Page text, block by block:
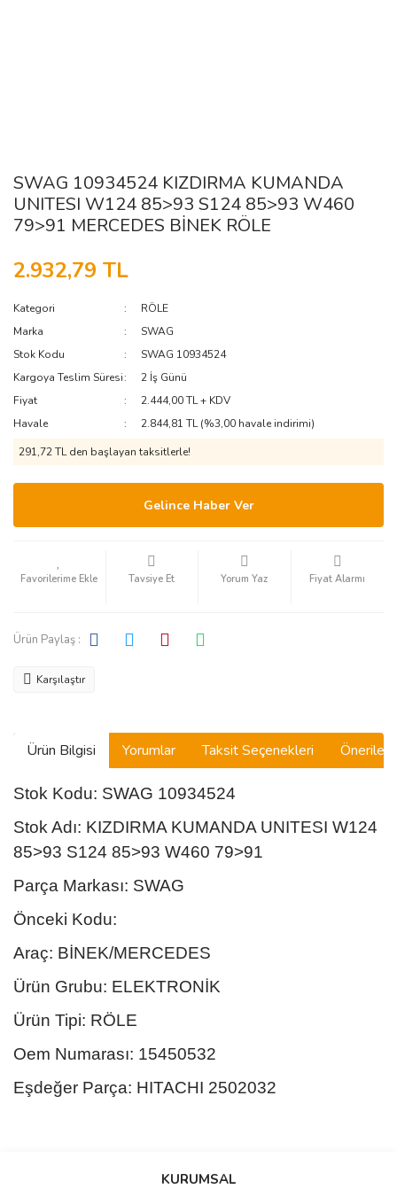
SWAG 10934524 KIZDIRMA KUMANDA
UNITESI W124 85>93 S124 85>93 W460
79>91 MERCEDES BİNEK RÖLE
2.932,79 TL
Kategori
RÖLE
Marka
SWAG
Stok Kodu
SWAG 10934524
Kargoya Teslim Süresi
2 İş Günü
Fiyat
2.444,00 TL + KDV
Havale
2.844,81 TL (%3,00 havale indirimi)
291,72 TL den başlayan taksitlerle!
Gelince Haber Ver
Tavsiye Et Yorum Yaz Fiyat Alarmı
Ürün Paylaş :
Karşılaştır
Ürün Bilgisi Yorumlar Taksit Seçenekleri
Stok Kodu: SWAG 10934524
Stok Adı: KIZDIRMA KUMANDA UNITESI W124
85>93 S124 85>93 W460 79>91
Parça Markası: SWAG
Önceki Kodu:
Araç: BİNEK/MERCEDES
Ürün Grubu: ELEKTRONİK
Ürün Tipi: RÖLE
Oem Numarası: 15450532
Eşdeğer Parça: HITACHI 2502032
Bu ürüne ilk yorumu siz yapın!
KURUMSAL